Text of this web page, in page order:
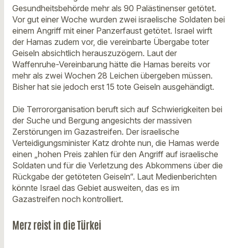
Gesundheitsbehörde mehr als 90 Palästinenser getötet.
Vor gut einer Woche wurden zwei israelische Soldaten bei
einem Angriff mit einer Panzerfaust getötet. Israel wirft
der Hamas zudem vor, die vereinbarte Übergabe toter
Geiseln absichtlich herauszuzögern. Laut der
Waffenruhe-Vereinbarung hätte die Hamas bereits vor
mehr als zwei Wochen 28 Leichen übergeben müssen.
Bisher hat sie jedoch erst 15 tote Geiseln ausgehändigt.
Die Terrororganisation beruft sich auf Schwierigkeiten bei
der Suche und Bergung angesichts der massiven
Zerstörungen im Gazastreifen. Der israelische
Verteidigungsminister Katz drohte nun, die Hamas werde
einen „hohen Preis zahlen für den Angriff auf israelische
Soldaten und für die Verletzung des Abkommens über die
Rückgabe der getöteten Geiseln“. Laut Medienberichten
könnte Israel das Gebiet ausweiten, das es im
Gazastreifen noch kontrolliert.
Merz reist in die Türkei